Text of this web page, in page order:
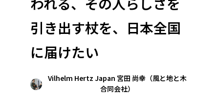
近畿
環境・エシカル
人権・マイノリティ
社会貢献
地域からさがす
北海道 青森 岩手 宮城 秋田 山形
引き出す杖を、日本全国
に届けたい
Vilhelm Hertz Japan 宮田 尚幸（風と地と木
合同会社）